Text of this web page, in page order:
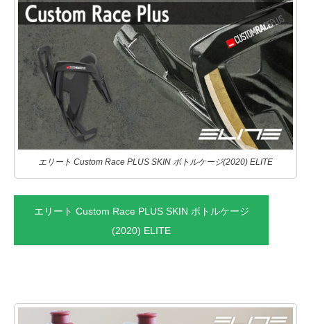
エリート Custom Race PLUS SKIN ボトルケージ(2020) ELITE
エリート Custom Race PLUS SKIN ボトルケージ
(2020) ELITE